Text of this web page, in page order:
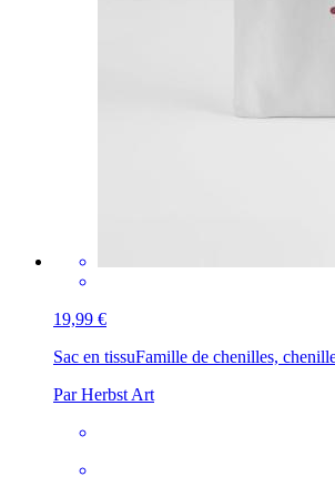
19,99 €
Sac en tissuFamille de chenilles,
Par Herbst Art